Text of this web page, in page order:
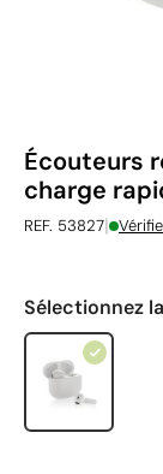
Écouteurs
charge
REF. 53827|
Sélectionnez